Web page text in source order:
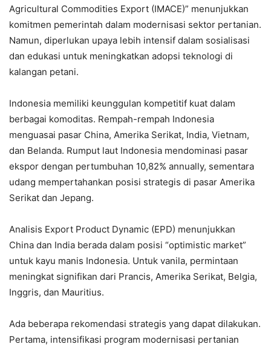
Agricultural Commodities Export (IMACE)” menunjukkan
komitmen pemerintah dalam modernisasi sektor pertanian.
Namun, diperlukan upaya lebih intensif dalam sosialisasi
dan edukasi untuk meningkatkan adopsi teknologi di
kalangan petani.
Indonesia memiliki keunggulan kompetitif kuat dalam
berbagai komoditas. Rempah-rempah Indonesia
menguasai pasar China, Amerika Serikat, India, Vietnam,
dan Belanda. Rumput laut Indonesia mendominasi pasar
ekspor dengan pertumbuhan 10,82% annually, sementara
udang mempertahankan posisi strategis di pasar Amerika
Serikat dan Jepang.
Analisis Export Product Dynamic (EPD) menunjukkan
China dan India berada dalam posisi “optimistic market”
untuk kayu manis Indonesia. Untuk vanila, permintaan
meningkat signifikan dari Prancis, Amerika Serikat, Belgia,
Inggris, dan Mauritius.
Ada beberapa rekomendasi strategis yang dapat dilakukan.
Pertama, intensifikasi program modernisasi pertanian